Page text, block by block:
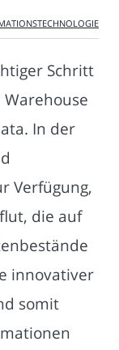
Schritt
In der
Verfügung,
die auf
innovativer
somit